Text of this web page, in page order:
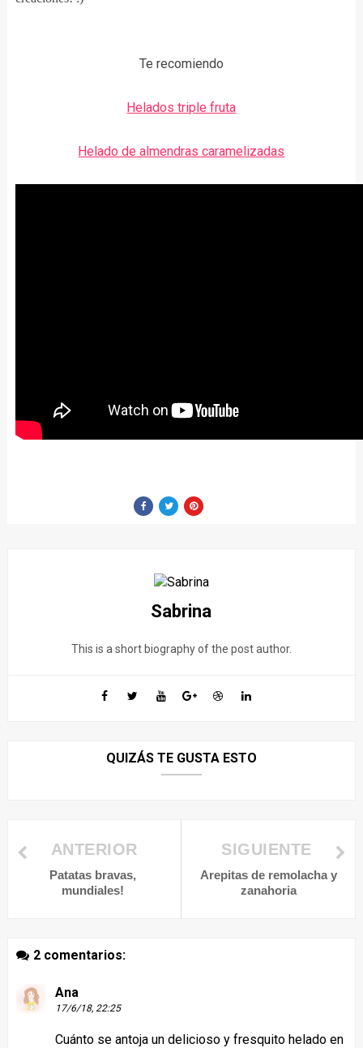
Te recomiendo
Helados triple fruta
Helado de almendras caramelizadas
Sabrina
This is a short biography of the post author.
QUIZÁS TE GUSTA ESTO
SIGUIENTE
Arepitas de remolacha y
zanahoria
ANTERIOR
Patatas bravas,
mundiales!
2 comentarios:
Ana
17/6/18, 22:25
Cuánto se antoja un delicioso y fresquito helado en